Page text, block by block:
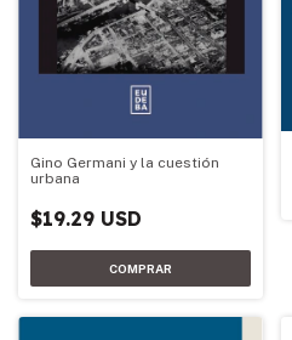
Gino Germani y la cuestión
urbana
$19.29 USD